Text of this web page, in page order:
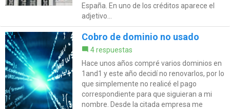
España. En uno de los créditos aparece el
adjetivo...
Cobro de dominio no usado
4 respuestas
Hace unos años compré varios dominios en
1and1 y este año decidí no renovarlos, por lo
que simplemente no realicé el pago
correspondiente para que siguieran a mi
nombre. Desde la citada empresa me